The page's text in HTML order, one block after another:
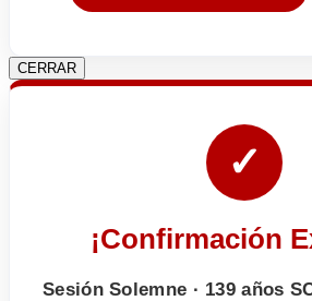
CERRAR
✓
¡Confirmación
Sesión Solemne · 139 años